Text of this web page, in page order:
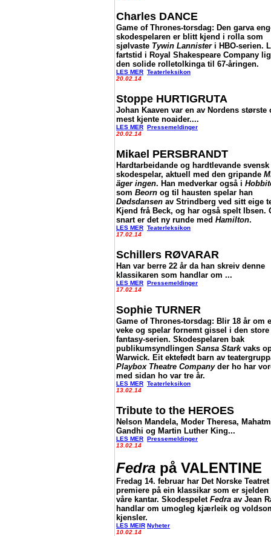
Charles DANCE
Game of Thrones-torsdag: Den garva
skodespelaren er blitt kjend i rolla som
sjølvaste Tywin Lannisteri HBO-serien.
fartstid i Royal Shakespeare Company
den solide rolletolkinga til 67-åringen.
LES MER Teaterleksikon
20.02.14
Stoppe HURTIGRUTA
Johan Kaaven var en av Nordens største
mest kjente noaider....
LES MER Pressemeldinger
20.02.14
Mikael PERSBRANDT
Hardtarbeidande og hardtlevande svensk
skodespelar, aktuell med den gripande
äger ingen. Han medverkar også i
som Beorn og til hausten spelar han
Dødsdansen av Strindberg ved sitt eige
Kjend frå Beck, og har også spelt Ibsen.
snart er det ny runde med Hamilton.
LES MER Teaterleksikon
17.02.14
Schillers RØVARAR
Han var berre 22 år da han skreiv denne
klassikaren som handlar om ...
LES MER Pressemeldinger
17.02.14
Sophie TURNER
Game of Thrones-torsdag: Blir 18 år om
veke og spelar fornemt gissel i den store
fantasy-serien. Skodespelaren bak
publikumsyndlingen Sansa Starkvaks
Warwick. Eit ektefødt barn av
Playbox Theatre Companyder ho har
med sidan ho var tre år.
LES MER Teaterleksikon
13.02.14
Tribute to the HEROES
Nelson Mandela, Moder Theresa,
Gandhi og Martin Luther King...
LES MER Pressemeldinger
13.02.14
Fedra på VALENTINE
Fredag 14. februar har Det Norske Teatret
premiere på ein klassikar som er sjelden
våre kantar. Skodespelet Fedra av Jean
handlar om umogleg kjærleik og
kjensler.
LES MEIR Nyheter
10.02.14